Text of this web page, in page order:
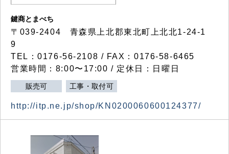
鍵商とまべち
〒039-2404 青森県上北郡東北町上北北1-24-1
9
TEL：0176-56-2108 / FAX：0176-58-6465
営業時間：8:00〜17:00 / 定休日：日曜日
販売可 工事・取付可
http://itp.ne.jp/shop/KN0200060600124377/